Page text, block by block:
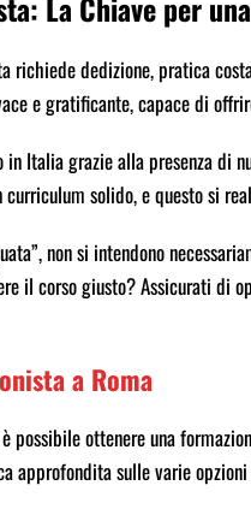
richiede dedizione, pratica
e gratificante, capace di
Italia grazie alla presenza di
solido, e questo si
non si intendono
il corso giusto? Assicurati di
a Roma
possibile ottenere una
approfondita sulle varie